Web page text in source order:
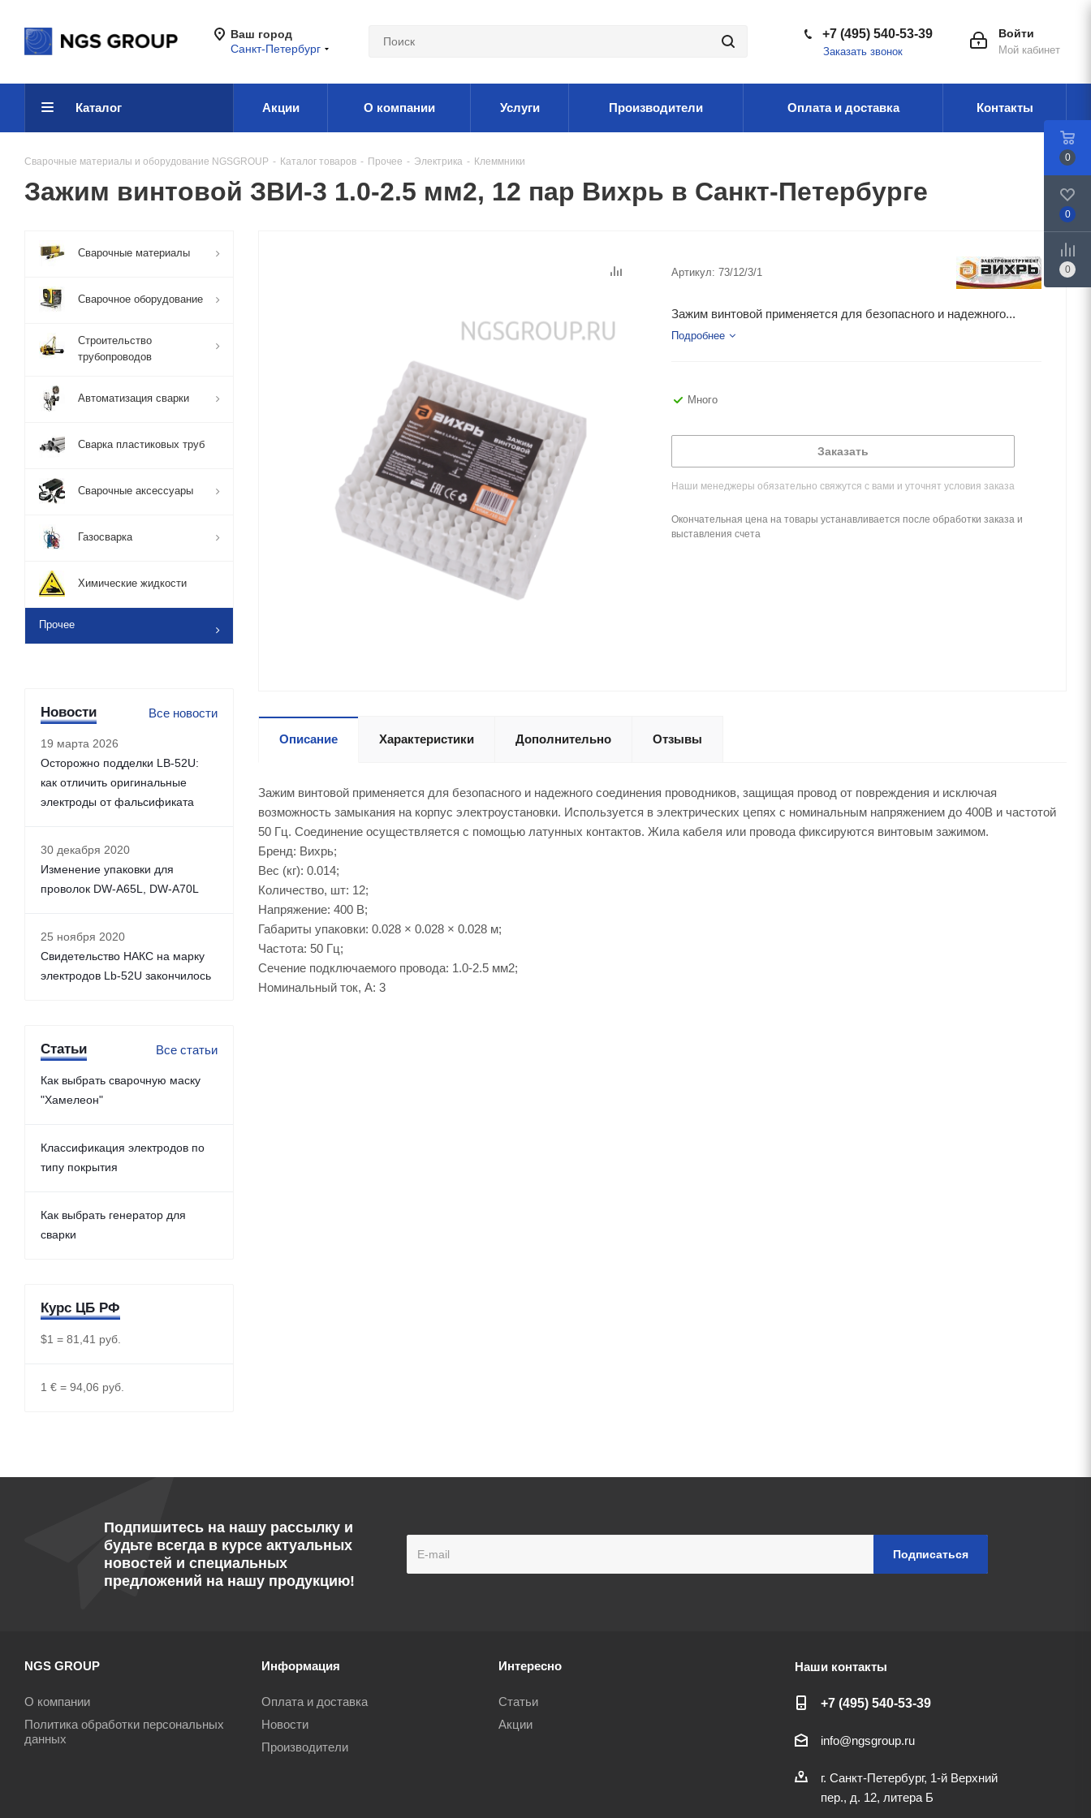
Ваш город
Санкт-Петербург
Войти
Мой кабинет
+7 (495) 540-53-39
Заказать звонок
Каталог Акции О компании Услуги Производители Оплата и доставка Контакты
Сварочные материалы и оборудование NGSGROUP - Каталог товаров - Прочее - Электрика - Клеммники
Зажим винтовой ЗВИ-3 1.0-2.5 мм2, 12 пар Вихрь в Санкт-Петербурге
Артикул: 73/12/3/1
Зажим винтовой применяется для безопасного и надежного...
Подробнее
Много
Заказать
Наши менеджеры обязательно свяжутся с вами и уточнят условия заказа
Окончательная цена на товары устанавливается после обработки заказа и
выставления счета
Описание Характеристики Дополнительно Отзывы
Зажим винтовой применяется для безопасного и надежного соединения проводников, защищая провод от повреждения и исключая
возможность замыкания на корпус электроустановки. Используется в электрических цепях с номинальным напряжением до 400В и частотой
50 Гц. Соединение осуществляется с помощью латунных контактов. Жила кабеля или провода фиксируются винтовым зажимом.
Бренд: Вихрь;
Вес (кг): 0.014;
Количество, шт: 12;
Напряжение: 400 В;
Габариты упаковки: 0.028 × 0.028 × 0.028 м;
Частота: 50 Гц;
Сечение подключаемого провода: 1.0-2.5 мм2;
Номинальный ток, А: 3
Сварочные материалы
Сварочное оборудование
Строительство
трубопроводов
Автоматизация сварки
Сварка пластиковых труб
Сварочные аксессуары
Газосварка
Химические жидкости
Прочее
Новости Все новости
19 марта 2026
Осторожно подделки LB-52U:
как отличить оригинальные
электроды от фальсификата
30 декабря 2020
Изменение упаковки для
проволок DW-A65L, DW-A70L
25 ноября 2020
Свидетельство НАКС на марку
электродов Lb-52U закончилось
Статьи Все статьи
Как выбрать сварочную маску
"Хамелеон"
Классификация электродов по
типу покрытия
Как выбрать генератор для
сварки
Курс ЦБ РФ
$1 = 81,41 руб.
1 € = 94,06 руб.
Подпишитесь на нашу рассылку и
будьте всегда в курсе актуальных
новостей и специальных
предложений на нашу продукцию!
NGS GROUP
О компании
Политика обработки персональных
данных
Информация
Оплата и доставка
Новости
Производители
Интересно
Статьи
Акции
Наши контакты
+7 (495) 540-53-39
info@ngsgroup.ru
г. Санкт-Петербург, 1-й Верхний
пер., д. 12, литера Б
0
0
0